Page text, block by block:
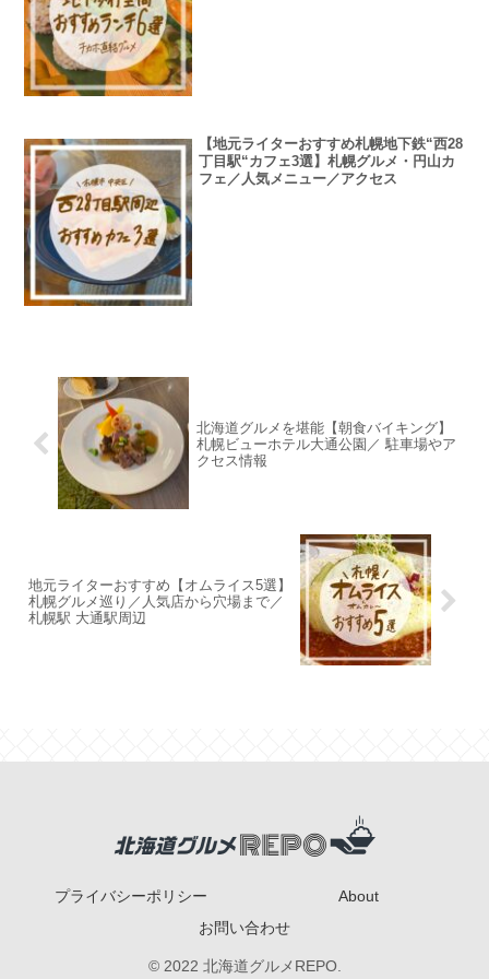
【地元ライターおすすめ札幌地下鉄“西28
丁目駅“カフェ3選】札幌グルメ・円山カ
フェ／人気メニュー／アクセス
北海道グルメを堪能【朝食バイキング】
札幌ビューホテル大通公園／ 駐車場やア
クセス情報
地元ライターおすすめ【オムライス5選】
札幌グルメ巡り／人気店から穴場まで／
札幌駅 大通駅周辺
プライバシーポリシー
About
お問い合わせ
© 2022 北海道グルメREPO.